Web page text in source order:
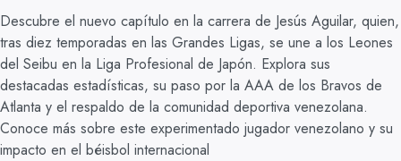
Descubre el nuevo capítulo en la carrera de Jesús Aguilar, quien,
tras diez temporadas en las Grandes Ligas, se une a los Leones
del Seibu en la Liga Profesional de Japón. Explora sus
destacadas estadísticas, su paso por la AAA de los Bravos de
Atlanta y el respaldo de la comunidad deportiva venezolana.
Conoce más sobre este experimentado jugador venezolano y su
impacto en el béisbol internacional